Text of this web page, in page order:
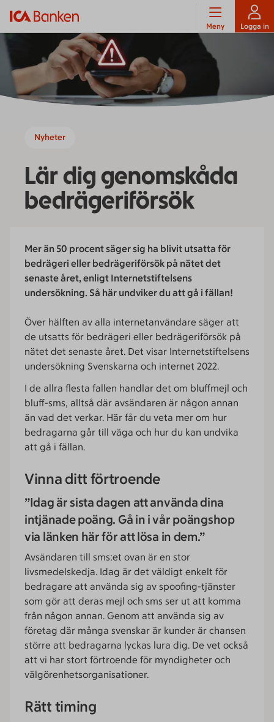
Meny Logga in
Nyheter
Lär dig genomskåda
bedrägeriförsök
Mer än 50 procent säger sig ha blivit utsatta för
bedrägeri eller bedrägeriförsök på nätet det
senaste året, enligt Internetstiftelsens
undersökning. Så här undviker du att gå i fällan!
Över hälften av alla internetanvändare säger att
de utsatts för bedrägeri eller bedrägeriförsök på
nätet det senaste året. Det visar Internetstiftelsens
undersökning Svenskarna och internet 2022.
I de allra flesta fallen handlar det om bluffmejl och
bluff-sms, alltså där avsändaren är någon annan
än vad det verkar. Här får du veta mer om hur
bedragarna går till väga och hur du kan undvika
att gå i fällan.
Vinna ditt förtroende
”Idag är sista dagen att använda dina
intjänade poäng. Gå in i vår poängshop
via länken här för att lösa in dem.”
Avsändaren till sms:et ovan är en stor
livsmedelskedja. Idag är det väldigt enkelt för
bedragare att använda sig av spoofing-tjänster
som gör att deras mejl och sms ser ut att komma
från någon annan. Genom att använda sig av
företag där många svenskar är kunder är chansen
större att bedragarna lyckas lura dig. De vet också
att vi har stort förtroende för myndigheter och
välgörenhetsorganisationer.
Rätt timing